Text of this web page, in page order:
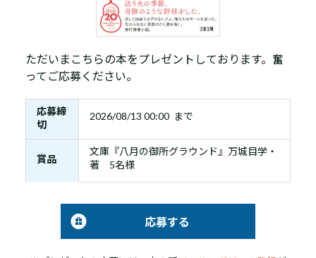
ただいまこちらの本をプレゼントしております。奮
ってご応募ください。
応募締
切
2026/08/13 00:00 まで
賞品
文庫『八月の御所グラウンド』万城目学・
著 5名様
応募する